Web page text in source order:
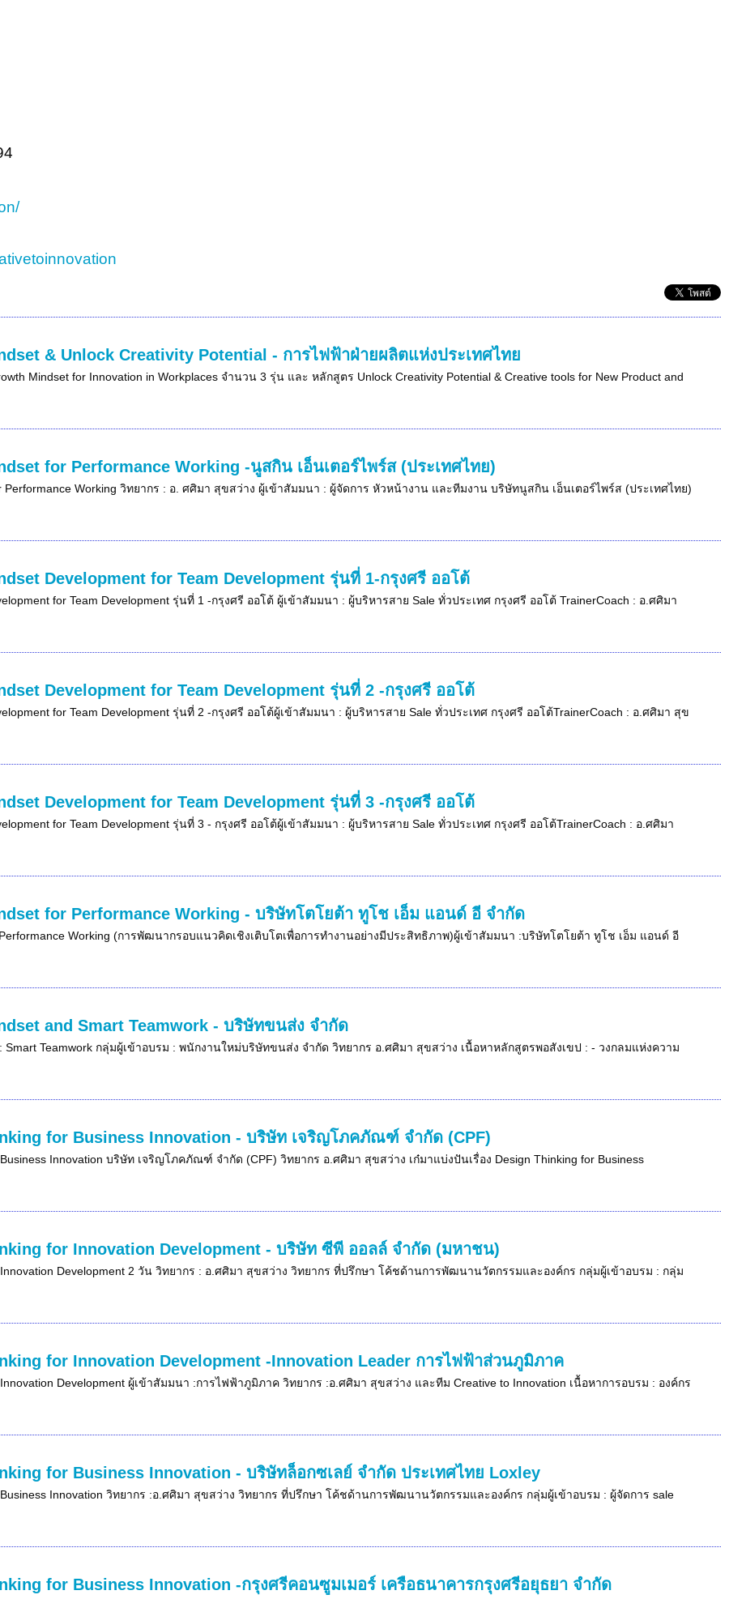
& Unlock Creativity Potential - การไฟฟ้าฝ่ายผลิตแห่งประเทศไทย
Mindset for Innovation in Workplaces จำนวน 3 รุ่น และ หลักสูตร Unlock Creativity Potential & Creative tools for New Product and
for Performance Working -นูสกิน เอ็นเตอร์ไพร์ส (ประเทศไทย)
Performance Working วิทยากร : อ. ศศิมา สุขสว่าง ผู้เข้าสัมมนา : ผู้จัดการ หัวหน้างาน และทีมงาน บริษัทนูสกิน เอ็นเตอร์ไพร์ส (ประเทศไทย)
Development for Team Development รุ่นที่ 1-กรุงศรี ออโต้
for Team Development รุ่นที่ 1 -กรุงศรี ออโต้ ผู้เข้าสัมมนา : ผู้บริหารสาย Sale ทั่วประเทศ กรุงศรี ออโต้ TrainerCoach : อ.ศศิมา
Development for Team Development รุ่นที่ 2 -กรุงศรี ออโต้
for Team Development รุ่นที่ 2 -กรุงศรี ออโต้ผู้เข้าสัมมนา : ผู้บริหารสาย Sale ทั่วประเทศ กรุงศรี ออโต้TrainerCoach : อ.ศศิมา สุข
Development for Team Development รุ่นที่ 3 -กรุงศรี ออโต้
for Team Development รุ่นที่ 3 - กรุงศรี ออโต้ผู้เข้าสัมมนา : ผู้บริหารสาย Sale ทั่วประเทศ กรุงศรี ออโต้TrainerCoach : อ.ศศิมา
for Performance Working - บริษัทโตโยต้า ทูโช เอ็ม แอนด์ อี จำกัด
Working (การพัฒนากรอบแนวคิดเชิงเติบโตเพื่อการทำงานอย่างมีประสิทธิภาพ)ผู้เข้าสัมมนา :บริษัทโตโยต้า ทูโช เอ็ม แอนด์ อี
and Smart Teamwork - บริษัทขนส่ง จำกัด
Smart Teamwork กลุ่มผู้เข้าอบรม : พนักงานใหม่บริษัทขนส่ง จำกัด วิทยากร อ.ศศิมา สุขสว่าง เนื้อหาหลักสูตรพอสังเขป : - วงกลมแห่งความ
for Business Innovation - บริษัท เจริญโภคภัณฑ์ จำกัด (CPF)
Innovation บริษัท เจริญโภคภัณฑ์ จำกัด (CPF) วิทยากร อ.ศศิมา สุขสว่าง เก๋มาแบ่งปันเรื่อง Design Thinking for Business
for Innovation Development - บริษัท ซีพี ออลล์ จำกัด (มหาชน)
Development 2 วัน วิทยากร : อ.ศศิมา สุขสว่าง วิทยากร ที่ปรึกษา โค้ชด้านการพัฒนานวัตกรรมและองค์กร กลุ่มผู้เข้าอบรม : กลุ่ม
for Innovation Development -Innovation Leader การไฟฟ้าส่วนภูมิภาค
Development ผู้เข้าสัมมนา :การไฟฟ้าภูมิภาค วิทยากร :อ.ศศิมา สุขสว่าง และทีม Creative to Innovation เนื้อหาการอบรม : องค์กร
for Business Innovation - บริษัทล็อกซเลย์ จำกัด ประเทศไทย Loxley
Innovation วิทยากร :อ.ศศิมา สุขสว่าง วิทยากร ที่ปรึกษา โค้ชด้านการพัฒนานวัตกรรมและองค์กร กลุ่มผู้เข้าอบรม : ผู้จัดการ sale
for Business Innovation -กรุงศรีคอนซูมเมอร์ เครือธนาคารกรุงศรีอยุธยา จำกัด